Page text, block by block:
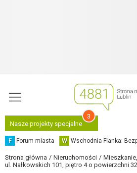
Nasze projekty specjalne
3
F Forum miasta W Wschodnia Flanka:
Strona główna Nieruchomości
ul. Nałkowskich 101, piętro 4 o powierzchni